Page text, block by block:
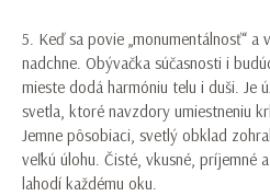
5. Keď sa povie „monumentálnosť“ a
nadchne. Obývačka súčasnosti i
mieste dodá harmóniu telu i duši. Je
svetla, ktoré navzdory umiestneniu
Jemne pôsobiaci, svetlý obklad
veľkú úlohu. Čisté, vkusné, príjemné
lahodí každému oku.